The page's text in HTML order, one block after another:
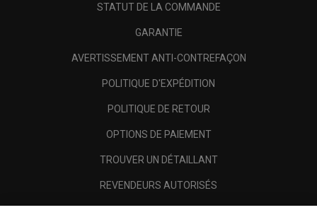
STATUT DE LA COMMANDE
GARANTIE
AVERTISSEMENT ANTI-CONTREFAÇON
POLITIQUE D'EXPÉDITION
POLITIQUE DE RETOUR
OPTIONS DE PAIEMENT
TROUVER UN DÉTAILLANT
REVENDEURS AUTORISÉS